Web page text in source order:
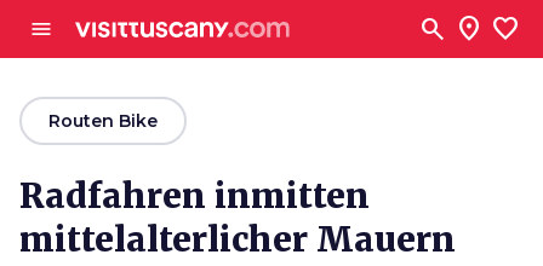
menu search location_on favorite
arrow_backRouten Bike
Radfahren inmitten
mittelalterlicher Mauern